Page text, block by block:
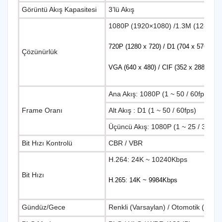
Görüntü Akış Kapasitesi 3’lü Akış
Çözünürlük
1080P (1920×1080) /1.3M
720P (1280 x 720) / D1 (704 x 576/704
VGA (640 x 480) / CIF (352 x 288/352
Frame Oranı
Ana Akış: 1080P (1 ~ 50 / 60fps)
Alt Akış : D1 (1 ~ 50 / 60fps)
Üçüncü Akış: 1080P (1 ~ 25 / 30fps)
Bit Hızı Kontrolü CBR / VBR
Bit Hızı
H.264: 24K ~ 10240Kbps
H.265: 14K ~ 9984Kbps
Gündüz/Gece Renkli (Varsaylan) / Otomotik (